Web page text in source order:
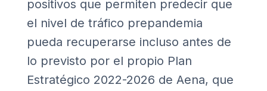
positivos que permiten predecir que
el nivel de tráfico prepandemia
pueda recuperarse incluso antes de
lo previsto por el propio Plan
Estratégico 2022-2026 de Aena, que